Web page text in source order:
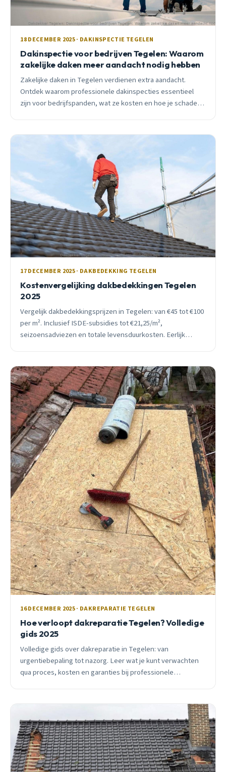
18 DECEMBER 2025 · DAKINSPECTIE TEGELEN
Dakinspectie voor bedrijven Tegelen: Waarom
zakelijke daken meer aandacht nodig hebben
Zakelijke daken in Tegelen verdienen extra aandacht.
Ontdek waarom professionele dakinspecties essentieel
zijn voor bedrijfspanden, wat ze kosten en hoe je schade
17 DECEMBER 2025 · DAKBEDEKKING TEGELEN
Kostenvergelijking dakbedekkingen Tegelen
2025
Vergelijk dakbedekkingsprijzen in Tegelen: van €45 tot €100
per m². Inclusief ISDE-subsidies tot €21,25/m²,
seizoensadviezen en totale levensduurkosten. Eerlijk
16 DECEMBER 2025 · DAKREPARATIE TEGELEN
Hoe verloopt dakreparatie Tegelen? Volledige
gids 2025
Volledige gids over dakreparatie in Tegelen: van
urgentiebepaling tot nazorg. Leer wat je kunt verwachten
qua proces, kosten en garanties bij professionele